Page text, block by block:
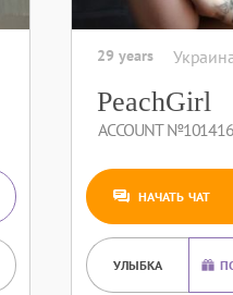
29 years
PeachGirl
ACCOUNT №101416
НАЧАТЬ ЧАТ
УЛЫБКА